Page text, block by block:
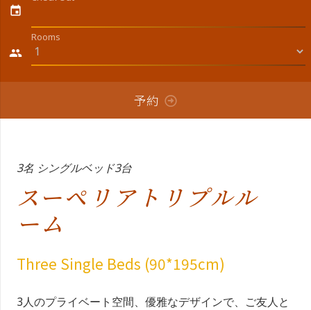
event
Rooms
people
予約
3名 シングルベッド3台
スーペリアトリプルル
ーム
Three Single Beds (90*195cm)
3人のプライベート空間、優雅なデザインで、ご友人と